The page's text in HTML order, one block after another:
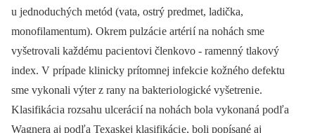
u jednoduchých metód (vata, ostrý predmet, ladička,
monofilamentum). Okrem pulzáci e artéri í na nohách sme
vyšetrovali každému paci entovi členkovo -⁠ ramenný tlakový
index. V prípade klinicky prítomnej infekci e kožného defektu
sme vykonali výter z rany na bakteri ologické vyšetreni e.
Klasifikáci a rozsahu ulceráci í na nohách bola vykonaná podľa
Wagnera aj podľa Texaskej klasifikáci e, boli popísané aj